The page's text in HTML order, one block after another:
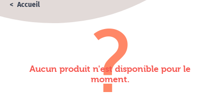
Accueil
Aucun produit n'est disponible pour le
moment.